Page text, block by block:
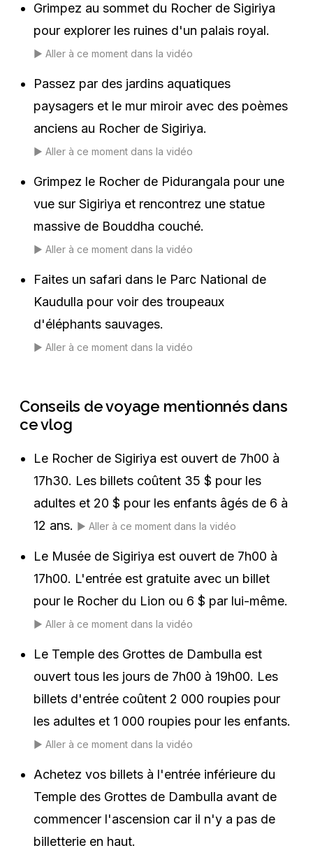
Grimpez au sommet du Rocher de Sigiriya
pour explorer les ruines d'un palais royal.
▶️ Aller à ce moment dans la vidéo
Passez par des jardins aquatiques
paysagers et le mur miroir avec des poèmes
anciens au Rocher de Sigiriya.
▶️ Aller à ce moment dans la vidéo
Grimpez le Rocher de Pidurangala pour une
vue sur Sigiriya et rencontrez une statue
massive de Bouddha couché.
▶️ Aller à ce moment dans la vidéo
Faites un safari dans le Parc National de
Kaudulla pour voir des troupeaux
d'éléphants sauvages.
▶️ Aller à ce moment dans la vidéo
Conseils de voyage mentionnés dans
ce vlog
Le Rocher de Sigiriya est ouvert de 7h00 à
17h30. Les billets coûtent 35 $ pour les
adultes et 20 $ pour les enfants âgés de 6 à
12 ans. ▶️ Aller à ce moment dans la vidéo
Le Musée de Sigiriya est ouvert de 7h00 à
17h00. L'entrée est gratuite avec un billet
pour le Rocher du Lion ou 6 $ par lui-même.
▶️ Aller à ce moment dans la vidéo
Le Temple des Grottes de Dambulla est
ouvert tous les jours de 7h00 à 19h00. Les
billets d'entrée coûtent 2 000 roupies pour
les adultes et 1 000 roupies pour les enfants.
▶️ Aller à ce moment dans la vidéo
Achetez vos billets à l'entrée inférieure du
Temple des Grottes de Dambulla avant de
commencer l'ascension car il n'y a pas de
billetterie en haut.